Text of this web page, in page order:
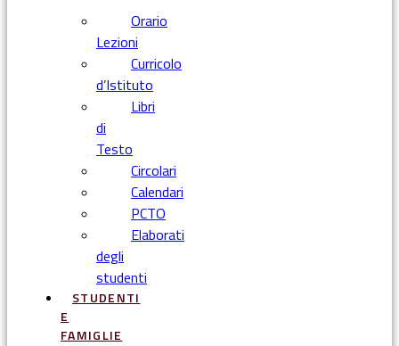
Orario
Lezioni
Curricolo
d’Istituto
Libri
di
Testo
Circolari
Calendari
PCTO
Elaborati
degli
studenti
STUDENTI
E
FAMIGLIE